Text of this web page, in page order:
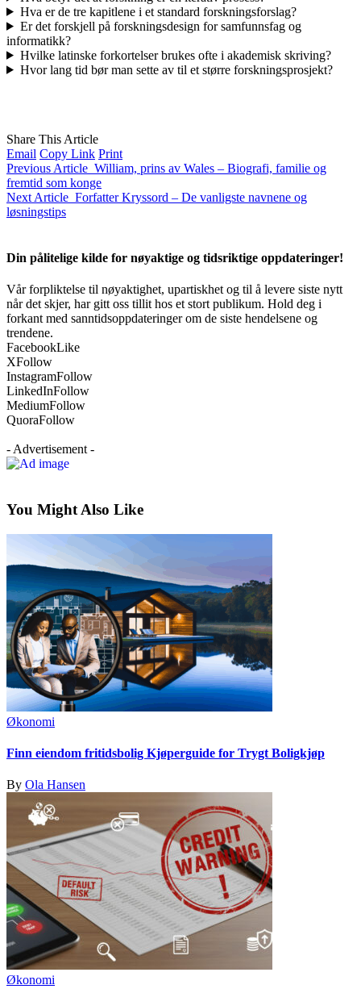
Hva er de tre kapitlene i et standard forskningsforslag?
Er det forskjell på forskningsdesign for samfunnsfag og
informatikk?
Hvilke latinske forkortelser brukes ofte i akademisk skriving?
Hvor lang tid bør man sette av til et større forskningsprosjekt?
Share This Article
Email Copy Link Print
Previous Article William, prins av Wales – Biografi, familie og
fremtid som konge
Next Article Forfatter Kryssord – De vanligste navnene og
løsningstips
Din pålitelige kilde for nøyaktige og tidsriktige oppdateringer!
Vår forpliktelse til nøyaktighet, upartiskhet og til å levere siste nytt
når det skjer, har gitt oss tillit hos et stort publikum. Hold deg i
forkant med sanntidsoppdateringer om de siste hendelsene og
trendene.
FacebookLike
XFollow
InstagramFollow
LinkedInFollow
MediumFollow
QuoraFollow
- Advertisement -
You Might Also Like
Økonomi
Finn eiendom fritidsbolig Kjøperguide for Trygt Boligkjøp
By Ola Hansen
Økonomi